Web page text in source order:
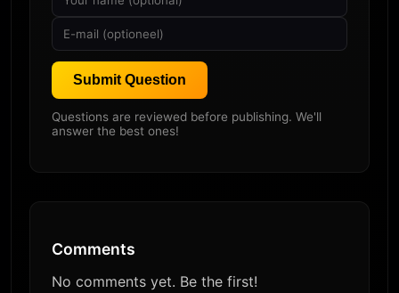
Submit Question
Questions are reviewed before publishing. We'll
answer the best ones!
Comments
No comments yet. Be the first!